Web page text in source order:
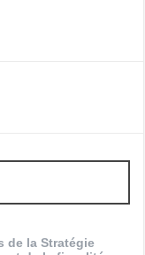
de la Stratégie